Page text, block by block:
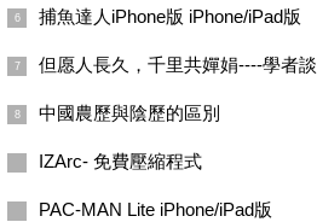
捕魚達人iPhone版 iPhone/iPad版
但愿人長久，千里共嬋娟----學者談中秋文化蘊涵
中國農歷與陰歷的區別
IZArc- 免費壓縮程式
PAC-MAN Lite iPhone/iPad版